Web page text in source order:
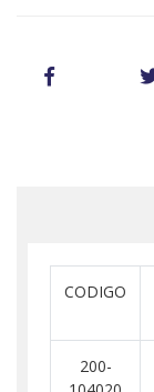
CODIGO
200-